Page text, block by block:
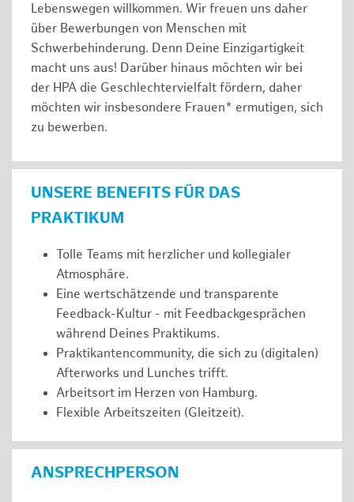
Lebenswegen willkommen. Wir freuen uns daher
über Bewerbungen von Menschen mit
Schwerbehinderung. Denn Deine Einzigartigkeit
macht uns aus! Darüber hinaus möchten wir bei
der HPA die Geschlechtervielfalt fördern, daher
möchten wir insbesondere Frauen* ermutigen, sich
zu bewerben.
UNSERE BENEFITS FÜR DAS
PRAKTIKUM
Tolle Teams mit herzlicher und kollegialer
Atmosphäre.
Eine wertschätzende und transparente
Feedback-Kultur - mit Feedbackgesprächen
während Deines Praktikums.
Praktikantencommunity, die sich zu (digitalen)
Afterworks und Lunches trifft.
Arbeitsort im Herzen von Hamburg.
Flexible Arbeitszeiten (Gleitzeit).
ANSPRECHPERSON